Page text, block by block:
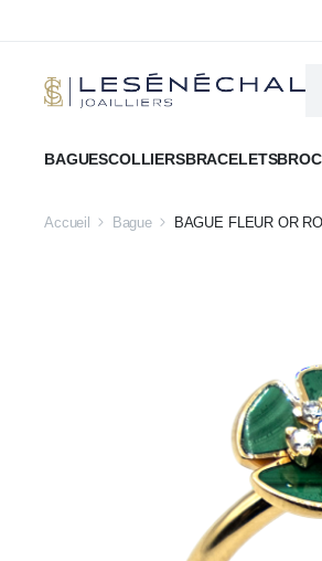
BAGUESCOLLIERSBRACELETS
Accueil Bague BAGUE FLEUR OR